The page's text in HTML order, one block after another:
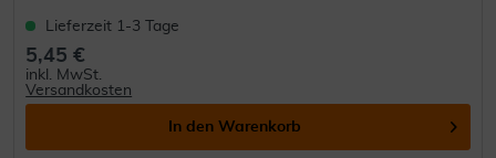
Lieferzeit 1-3 Tage
5,45 €
inkl. MwSt.
Versandkosten
In den Warenkorb